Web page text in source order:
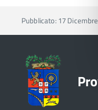
Pubblicato: 17 Dicembre